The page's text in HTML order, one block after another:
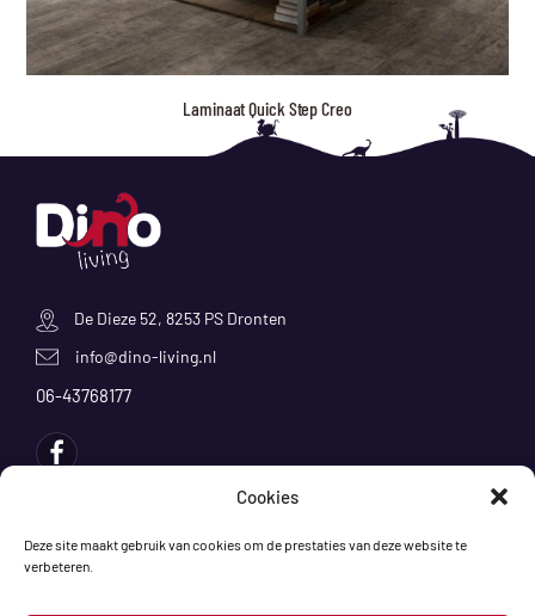
Cookies
Deze site maakt gebruik van cookies om de prestaties van deze website te
verbeteren.
Laminaat Quick Step Creo
De Dieze 52, 8253 PS Dronten
info@dino-living.nl
06-43768177
Producten
Klantenservice